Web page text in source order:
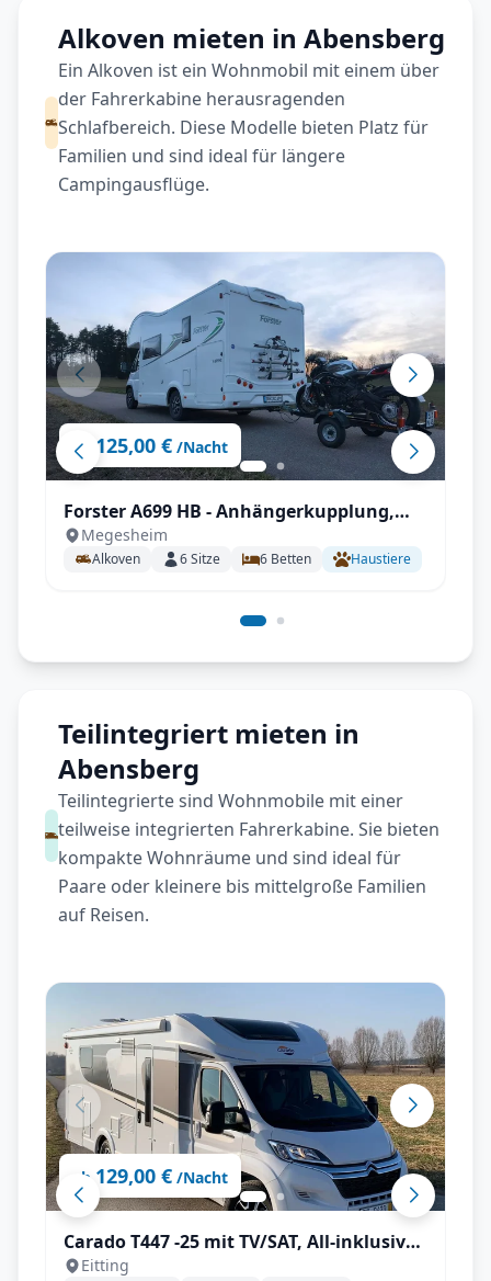
Alkoven mieten in Abensberg
Ein Alkoven ist ein Wohnmobil mit einem über
der Fahrerkabine herausragenden
Schlafbereich. Diese Modelle bieten Platz für
Familien und sind ideal für längere
Campingausflüge.
ab 125,00 € /Nacht
Forster A699 HB - Anhängerkupplung,
Markise, Fahrradträger,
Fahrerhausverdunklung uvm.
Megesheim
Alkoven 6Sitze 6 Betten Haustiere
Teilintegriert mieten in
Abensberg
Teilintegrierte sind Wohnmobile mit einer
teilweise integrierten Fahrerkabine. Sie bieten
kompakte Wohnräume und sind ideal für
Paare oder kleinere bis mittelgroße Familien
auf Reisen.
ab 129,00 € /Nacht
Carado T447 -25 mit TV/SAT, All-inklusive
Paket
Eitting